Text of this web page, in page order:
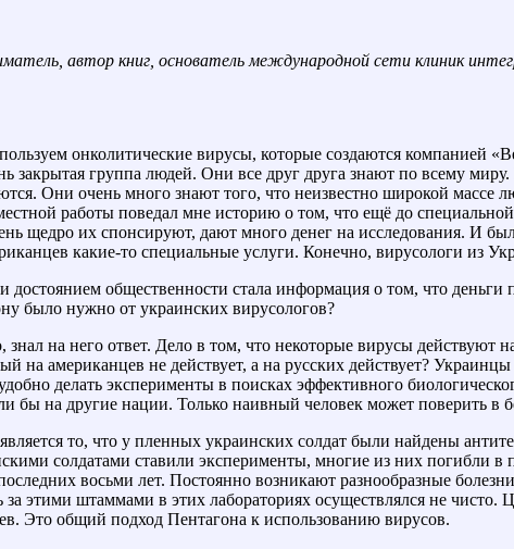
автор книг, основатель международной сети клиник
онколитические вирусы, которые создаются компанией
закрытая группа людей. Они все друг друга знают по всему
Они очень много знают того, что неизвестно широкой
работы поведал мне историю о том, что ещё до
щедро их спонсируют, дают много денег на исследования. И
какие-то специальные услуги. Конечно, вирусологи из
достоянием общественности стала информация о том, что
было нужно от украинских вирусологов?
на него ответ. Дело в том, что некоторые вирусы действуют
на американцев не действует, а на русских действует?
делать эксперименты в поисках эффективного
бы на другие нации. Только наивный человек может поверить
является то, что у пленных украинских солдат были найдены
солдатами ставили эксперименты, многие из них погибли
восьми лет. Постоянно возникают разнообразные
за этими штаммами в этих лабораториях осуществлялся не
Это общий подход Пентагона к использованию вирусов.